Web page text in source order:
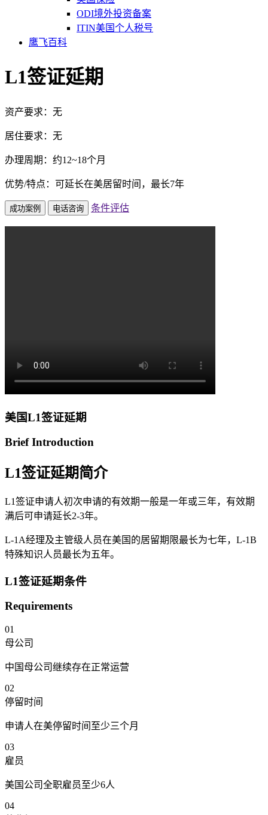
ODI境外投资备案
ITIN美国个人税号
鹰飞百科
L1签证延期
资产要求：无
居住要求：无
办理周期：约12~18个月
优势/特点：可延长在美居留时间，最长7年
成功案例 电话咨询 条件评估
美国L1签证延期
Brief Introduction
L1签证延期简介
L1签证申请人初次申请的有效期一般是一年或三年，有效期
满后可申请延长2-3年。
L-1A经理及主管级人员在美国的居留期限最长为七年，L-1B
特殊知识人员最长为五年。
L1签证延期条件
Requirements
01
母公司
中国母公司继续存在正常运营
02
停留时间
申请人在美停留时间至少三个月
03
雇员
美国公司全职雇员至少6人
04